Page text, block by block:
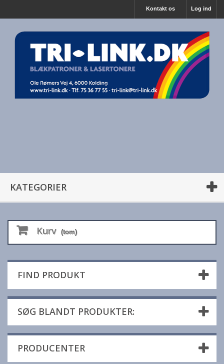
Log ind
Kontakt os
KATEGORIER
Kurv (tom)
FIND PRODUKT
SØG BLANDT PRODUKTER:
PRODUCENTER